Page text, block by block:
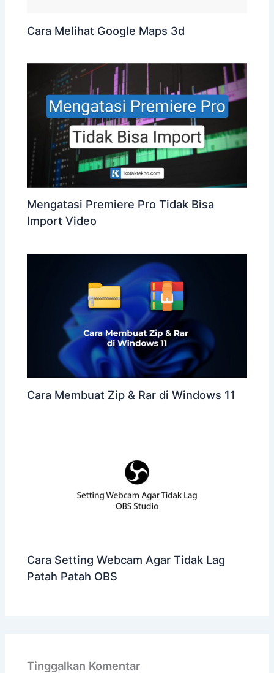
Cara Melihat Google Maps 3d
Mengatasi Premiere Pro Tidak Bisa
Import Video
Cara Membuat Zip & Rar di Windows 11
Cara Setting Webcam Agar Tidak Lag
Patah Patah OBS
Tinggalkan Komentar